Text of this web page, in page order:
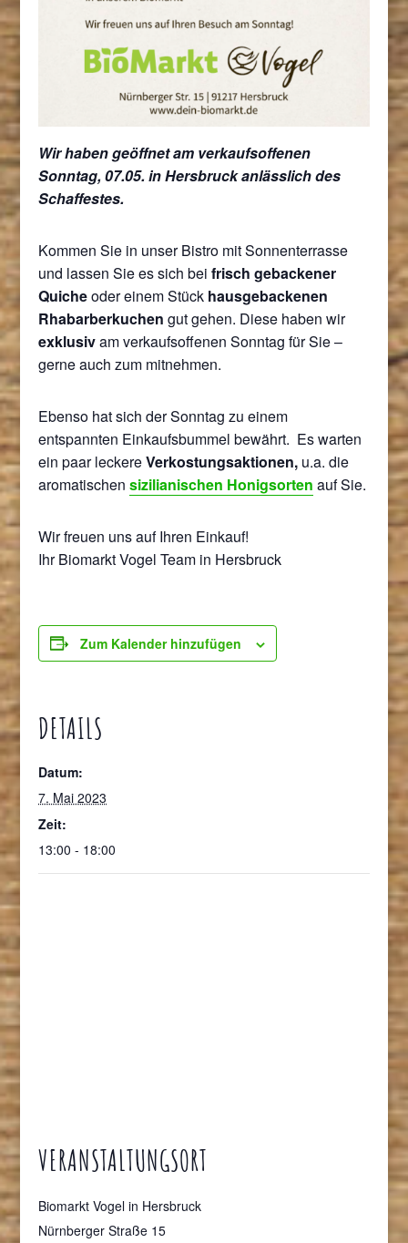
Wir haben geöffnet am verkaufsoffenen
Sonntag, 07.05. in Hersbruck anlässlich des
Schaffestes.
Kommen Sie in unser Bistro mit Sonnenterrasse
und lassen Sie es sich beifrisch gebackener
Quicheoder einem Stück hausgebackenen
Rhabarberkuchen gut gehen. Diese haben wir
exklusivam verkaufsoffenen Sonntag für Sie –
gerne auch zum mitnehmen.
Ebenso hat sich der Sonntag zu einem
entspannten Einkaufsbummel bewährt. Es warten
ein paar leckereVerkostungsaktionen, u.a. die
aromatischensizilianischen Honigsorten auf Sie.
Wir freuen uns auf Ihren Einkauf!
Ihr Biomarkt Vogel Team in Hersbruck
Zum Kalender hinzufügen
DETAILS
Datum:
7. Mai 2023
Zeit:
13:00 - 18:00
VERANSTALTUNGSORT
Biomarkt Vogel in Hersbruck
Nürnberger Straße 15